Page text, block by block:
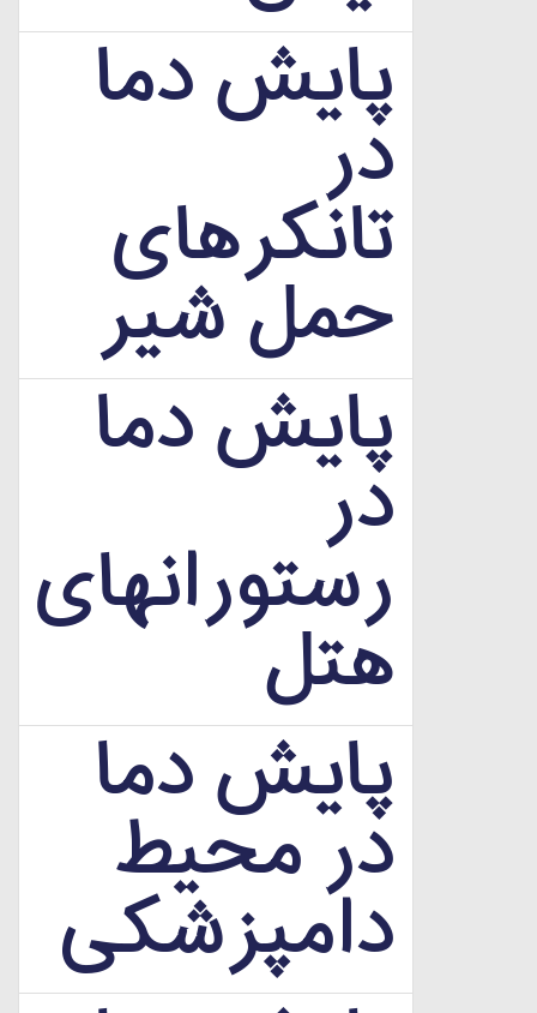
پایش دما
در
تانکرهای
حمل شیر
پایش دما
در
رستورانهای
هتل
پایش دما
در محیط
دامپزشکی